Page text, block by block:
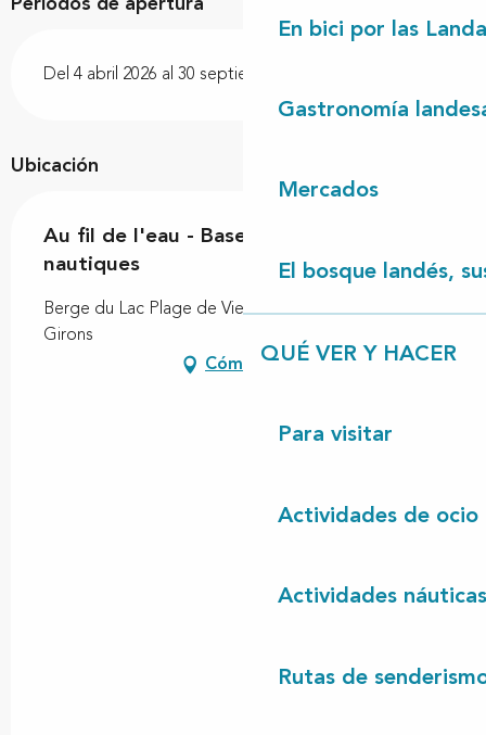
En bici por las
Gastronomía
Mercados
El bosque landés,
QUÉ VER Y HACER
Para visitar
Actividades de ocio
Actividades náuticas
Rutas de
Periodos de apertura
Del 4 abril 2026 al 30 septiembre 2026
Ubicación
Au fil de l'eau - Base de loisirs
nautiques
Berge du Lac Plage de Vielle, 40560 Vielle-Saint-
Girons
Cómo llegar